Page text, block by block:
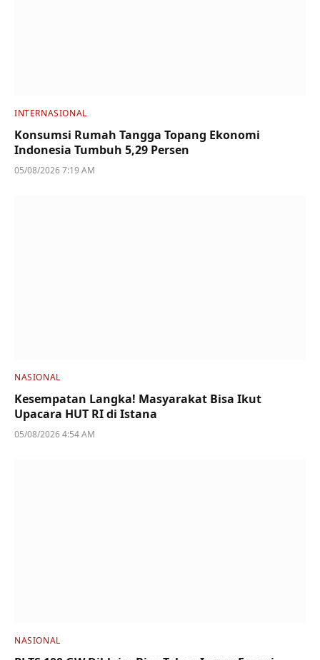
INTERNASIONAL
Konsumsi Rumah Tangga Topang Ekonomi
Indonesia Tumbuh 5,29 Persen
05/08/2026 7:19 AM
NASIONAL
Kesempatan Langka! Masyarakat Bisa Ikut
Upacara HUT RI di Istana
05/08/2026 4:54 AM
NASIONAL